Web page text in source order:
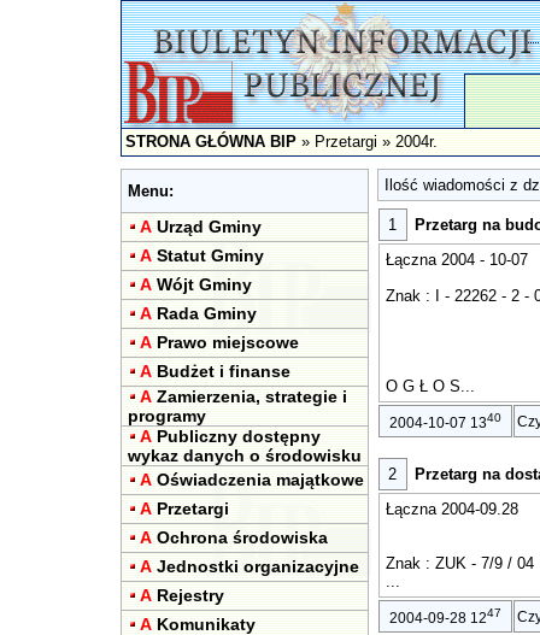
STRONA GŁÓWNA BIP»Przetargi»2004r.
Menu:
A Urząd Gminy
A Statut Gminy
A Wójt Gminy
A Rada Gminy
A Prawo miejscowe
A Budżet i finanse
A Zamierzenia, strategie i
programy
A Publiczny dostępny
wykaz danych o środowisku
A Oświadczenia majątkowe
A Przetargi
A Ochrona środowiska
A Jednostki organizacyjne
A Rejestry
A Komunikaty
Ilość wiadomości z
1
Przetarg na
Łączna 2004 - 10-07
Znak : I - 22262 - 2 -
O G Ł O S...
2004-10-07 1340
2
Przetarg na
Łączna 2004-09.28
Znak : ZUK - 7/9 / 04
...
2004-09-28 1247